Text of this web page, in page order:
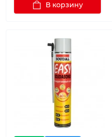
В корзину